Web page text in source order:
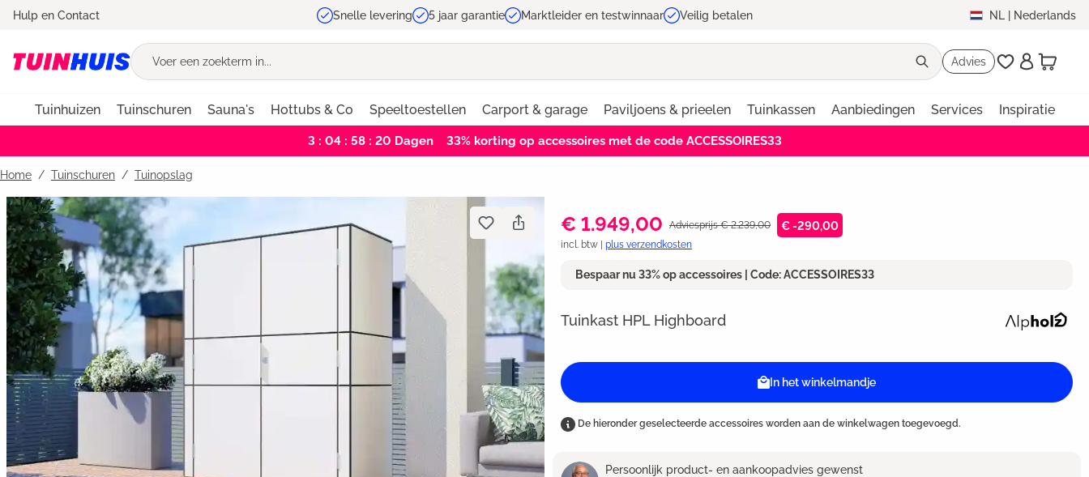
Ga naar de hoofdnavigatie
Hulp en Contact Snelle levering 5 jaar garantie Marktleider en testwinnaar Veilig betalen NL | Nederlands
Advies
Tuinhuizen Tuinschuren Sauna's Hottubs & Co Speeltoestellen Carport & garage Paviljoens & prieelen Tuinkassen Aanbiedingen Services Inspiratie
3 : 04 : 58 : 19Dagen 33% korting op accessoires met de code ACCESSOIRES33
Home Tuinschuren / Tuinopslag
Bildergalerie überspringen
€ 1.949,00 Adviesprijs € 2.239,00 € -290,00
incl. btw | plus verzendkosten
Bespaar nu 33% op accessoires | Code: ACCESSOIRES33
Tuinkast HPL Highboard
In het winkelmandje
De hieronder geselecteerde accessoires worden aan de winkelwagen toegevoegd.
Persoonlijk product- en aankoopadvies gewenst